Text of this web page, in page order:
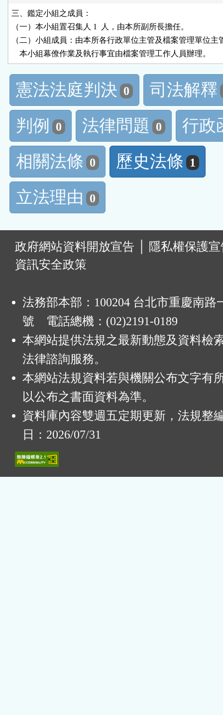
三、鑑定小組之成員：
（一）本小組置召集人 1  人，由本所副所長擔任。
（二）小組成員：由本所各行政單位主管及檔案管理單位主
    本小組幕僚作業及執行事宜由檔案管理工作人員辦理。
憲法法庭判決 0
司法解釋
判例
0 法律問題 0
行政
相關法條 0 歷史法條 1
立法理由 0
政府網站資料開放宣告
隱私權保護
資訊安全政策
法務部本部：100204 台北市重慶南路
號 電話總機：(02)2191-0189
本網站提供法規之最新動態及資料檢
法律諮詢服務。
本網站法規資料若與機關公布文字有
以公布之書面資料為準。
資料庫內容雙週五定期更新，法規整
日：2026/07/31